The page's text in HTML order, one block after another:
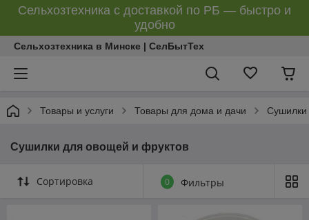
Сельхозтехника с доставкой по РБ — быстро и
удобно
Сельхозтехника в Минске | СелБытТех
Товары и услуги Товары для дома и дачи Сушилки
Сушилки для овощей и фруктов
Сортировка 0 Фильтры